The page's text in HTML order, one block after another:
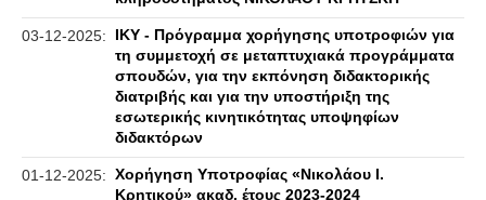
03-12-2025:
ΙΚΥ - Πρόγραμμα χορήγησης υποτροφιών για
τη συμμετοχή σε μεταπτυχιακά προγράμματα
σπουδών, για την εκπόνηση διδακτορικής
διατριβής και για την υποστήριξη της
εσωτερικής κινητικότητας υποψηφίων
διδακτόρων
01-12-2025: Χορήγηση Υποτροφίας «Νικολάου Ι.
Κρητικού» ακαδ. έτους 2023-2024